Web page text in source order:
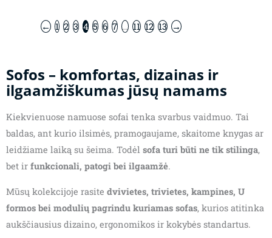
← 1 2 3 4 5 6 7 … 11 12 13 →
Sofos – komfortas, dizainas ir
ilgaamžiškumas jūsų namams
Kiekvienuose namuose sofai tenka svarbus vaidmuo. Tai
baldas, ant kurio ilsimės, pramogaujame, skaitome knygas ar
leidžiame laiką su šeima. Todėl sofa turi būti ne tik stilinga,
bet ir funkcionali, patogi bei ilgaamžė.
Mūsų kolekcijoje rasite dvivietes, trivietes, kampines, U
formos bei modulių pagrindu kuriamas sofas, kurios atitinka
aukščiausius dizaino, ergonomikos ir kokybės standartus.